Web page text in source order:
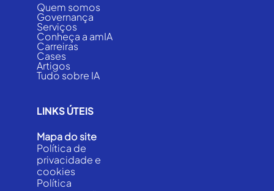
Quem somos
Governança
Serviços
Conheça a amIA
Carreiras
Cases
Artigos
Tudo sobre IA
LINKS ÚTEIS
Mapa do site
Política de
privacidade e
cookies
Política